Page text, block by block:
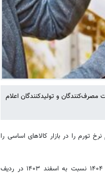
و تولیدکنندگان اعلام
تورم را در بازار کالاهای اساسی را
مهر نوشت: بر اساس گزارش مرکز آمار ایران نرخ تورم نقطه به نقطه اسفند ۱۴۰۴ نسبت به اسفند ۱۴۰۳ در ردیف